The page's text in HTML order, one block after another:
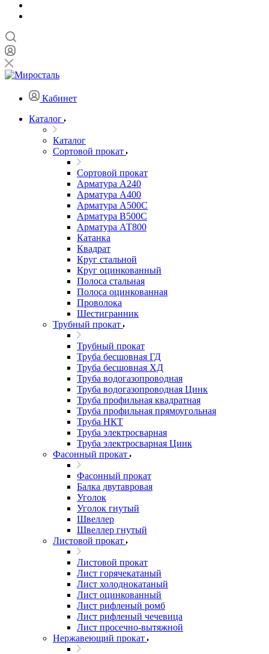
Кабинет
Каталог
Каталог
Сортовой прокат
Сортовой прокат
Арматура А240
Арматура А400
Арматура А500C
Арматура В500С
Арматура АТ800
Катанка
Квадрат
Круг стальной
Круг оцинкованный
Полоса стальная
Полоса оцинкованная
Проволока
Шестигранник
Трубный прокат
Трубный прокат
Труба бесшовная ГД
Труба бесшовная ХД
Труба водогазопроводная
Труба водогазопроводная Цинк
Труба профильная квадратная
Труба профильная прямоугольная
Труба НКТ
Труба электросварная
Труба электросварная Цинк
Фасонный прокат
Фасонный прокат
Балка двутавровая
Уголок
Уголок гнутый
Швеллер
Швеллер гнутый
Листовой прокат
Листовой прокат
Лист горячекатаный
Лист холоднокатаный
Лист оцинкованный
Лист рифленый ромб
Лист рифленый чечевица
Лист просечно-вытяжной
Нержавеющий прокат